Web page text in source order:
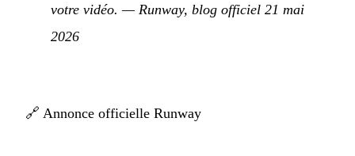
votre vidéo. — Runway, blog officiel 21 mai
2026
🔗 Annonce officielle Runway